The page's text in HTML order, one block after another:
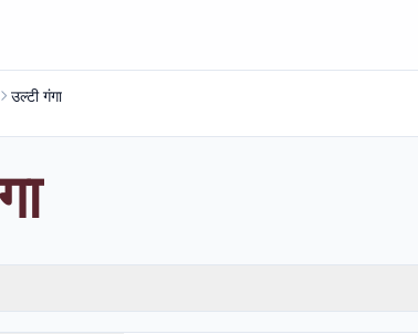
उल्टी गंगा